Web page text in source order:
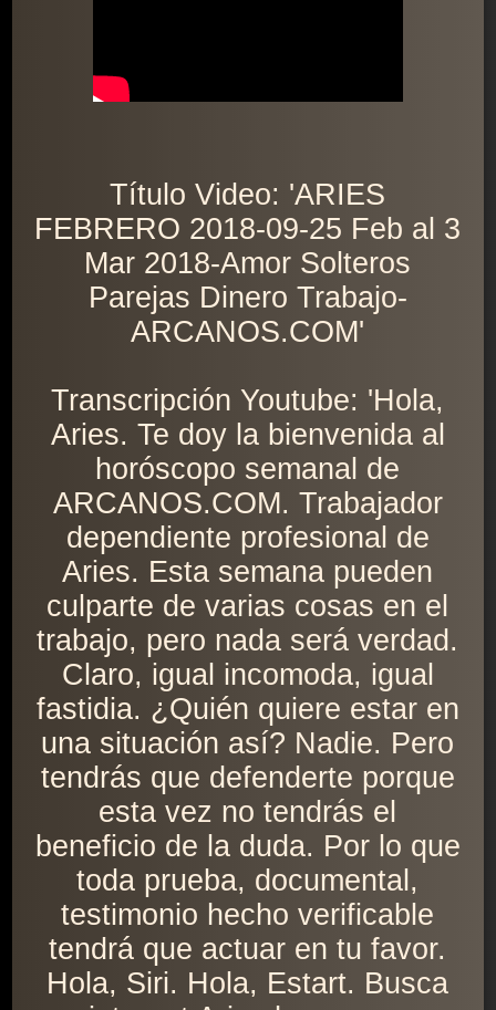
Título Video: 'ARIES
FEBRERO 2018-09-25 Feb al 3
Mar 2018-Amor Solteros
Parejas Dinero Trabajo-
ARCANOS.COM'
Transcripción Youtube: 'Hola,
Aries. Te doy la bienvenida al
horóscopo semanal de
ARCANOS.COM. Trabajador
dependiente profesional de
Aries. Esta semana pueden
culparte de varias cosas en el
trabajo, pero nada será verdad.
Claro, igual incomoda, igual
fastidia. ¿Quién quiere estar en
una situación así? Nadie. Pero
tendrás que defenderte porque
esta vez no tendrás el
beneficio de la duda. Por lo que
toda prueba, documental,
testimonio hecho verificable
tendrá que actuar en tu favor.
Hola, Siri. Hola, Estart. Busca